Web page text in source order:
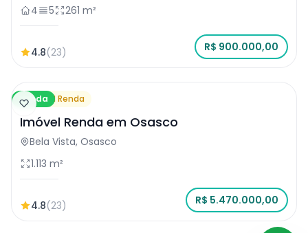
4
5 261 m²
4.8(23) R$ 900.000,00
Venda
Imóvel Renda
Imóvel Renda em Osasco
Bela Vista, Osasco
1.113 m²
4.8(23) R$ 5.470.000,00